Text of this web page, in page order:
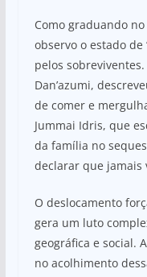
Como graduando
observo o estado de
pelos
Dan’azumi,
de comer e
Jummai Idris, que
da família no
declarar que jamais
O deslocamento
gera um luto
geográfica e social.
no acolhimento